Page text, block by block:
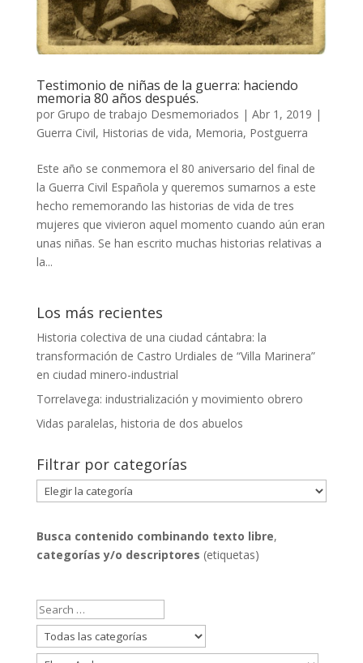
Testimonio de niñas de la guerra: haciendo
memoria 80 años después.
por Grupo de trabajo Desmemoriados | Abr 1, 2019 |
Guerra Civil, Historias de vida, Memoria, Postguerra
Este año se conmemora el 80 aniversario del final de
la Guerra Civil Española y queremos sumarnos a este
hecho rememorando las historias de vida de tres
mujeres que vivieron aquel momento cuando aún eran
unas niñas. Se han escrito muchas historias relativas a
la...
Los más recientes
Historia colectiva de una ciudad cántabra: la
transformación de Castro Urdiales de “Villa Marinera”
en ciudad minero-industrial
Torrelavega: industrialización y movimiento obrero
Vidas paralelas, historia de dos abuelos
Filtrar por categorías
Filtrar
por
Busca contenido combinando texto libre,
categorías y/o descriptores (etiquetas)